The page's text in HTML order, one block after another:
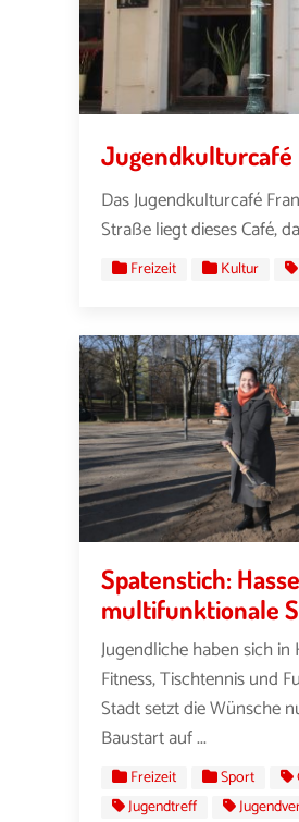
Jugendkulturcafé
Das Jugendkulturcafé
Straße liegt dieses Café,
Freizeit Kultur
Spatenstich:
multifunktionale
Jugendliche haben sich
Fitness, Tischtennis und
Stadt setzt die Wünsche
Baustart auf ...
Freizeit Sport
Jugendtreff